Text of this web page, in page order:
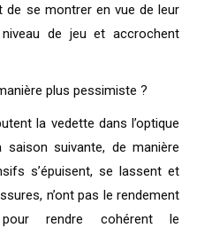
se montrer en vue de leur
de jeu et accrochent
plus pessimiste ?
la vedette dans l’optique
suivante, de manière
s’épuisent, se lassent et
n’ont pas le rendement
pour rendre cohérent le